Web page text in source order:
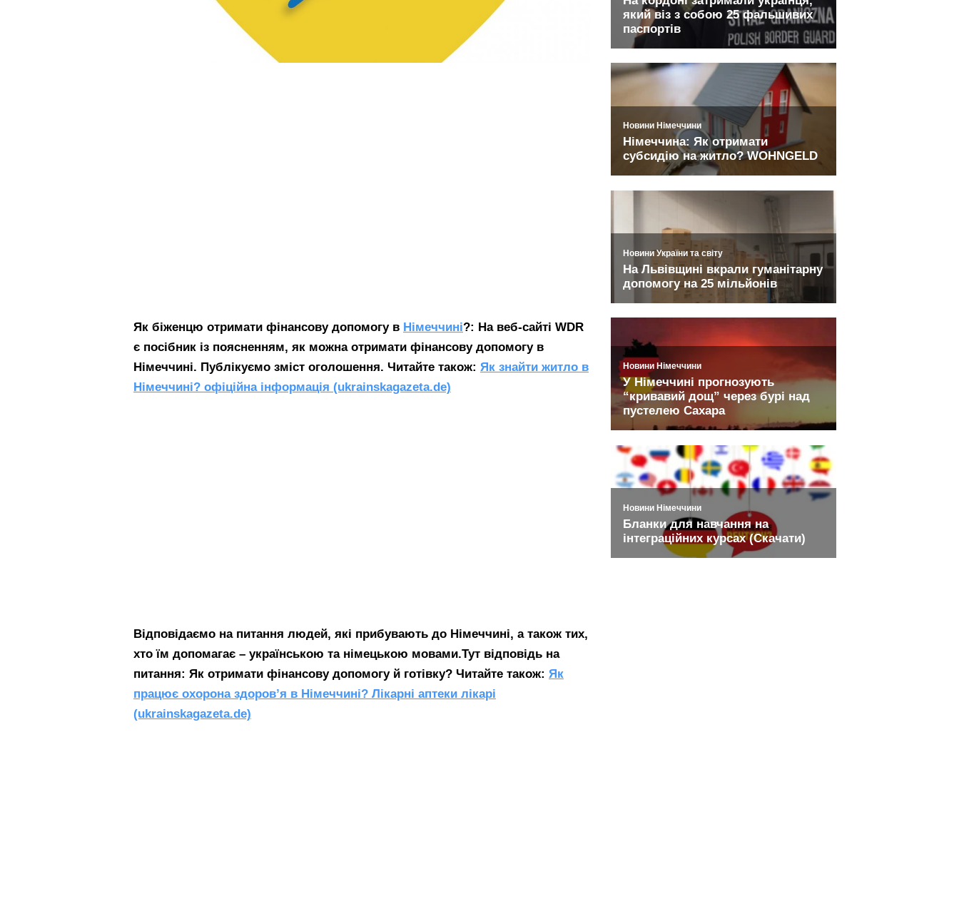
Як біженцю отримати фінансову допомогу в Німеччині?: На веб-сайті WDR
є посібник із поясненням, як можна отримати фінансову допомогу в
Німеччині. Публікуємо зміст оголошення. Читайте також: Як знайти житло в
Німеччині? офіційна інформація (ukrainskagazeta.de)
Відповідаємо на питання людей, які прибувають до Німеччині, а також тих,
хто їм допомагає – українською та німецькою мовами.Тут відповідь на
питання: Як отримати фінансову допомогу й готівку? Читайте також: Як
працює охорона здоров’я в Німеччині? Лікарні аптеки лікарі
(ukrainskagazeta.de)